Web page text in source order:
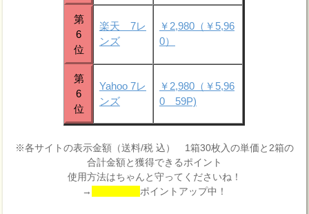
第
6
位
楽天 7レ
ンズ
￥2,980（￥5,96
0）
第
6
位
Yahoo 7レ
ンズ
￥2,980（￥5,96
0 59P)
※各サイトの表示金額（送料/税 込） 1箱30枚入の単価と2箱の
合計金額と獲得できるポイント
使用方法はちゃんと守ってくださいね！
→
ポイントアップ中！